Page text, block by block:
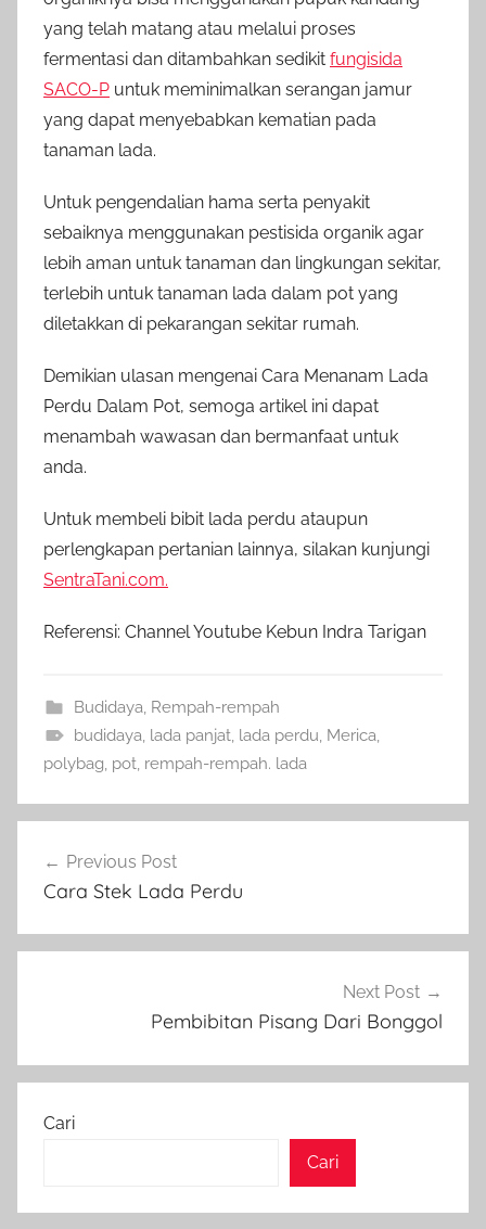
yang telah matang atau melalui proses
fermentasi dan ditambahkan sedikit fungisida
SACO-P untuk meminimalkan serangan jamur
yang dapat menyebabkan kematian pada
tanaman lada.
Untuk pengendalian hama serta penyakit
sebaiknya menggunakan pestisida organik agar
lebih aman untuk tanaman dan lingkungan sekitar,
terlebih untuk tanaman lada dalam pot yang
diletakkan di pekarangan sekitar rumah.
Demikian ulasan mengenai Cara Menanam Lada
Perdu Dalam Pot, semoga artikel ini dapat
menambah wawasan dan bermanfaat untuk
anda.
Untuk membeli bibit lada perdu ataupun
perlengkapan pertanian lainnya, silakan kunjungi
SentraTani.com.
Referensi: Channel Youtube Kebun Indra Tarigan
Budidaya Rempah-rempah
budidaya lada panjat, lada perdu Merica
polybag pot rempah-rempah. lada
pos
Previous Post
Cara Stek Lada Perdu
Next Post
Pembibitan Pisang Dari Bonggol
Cari
Cari